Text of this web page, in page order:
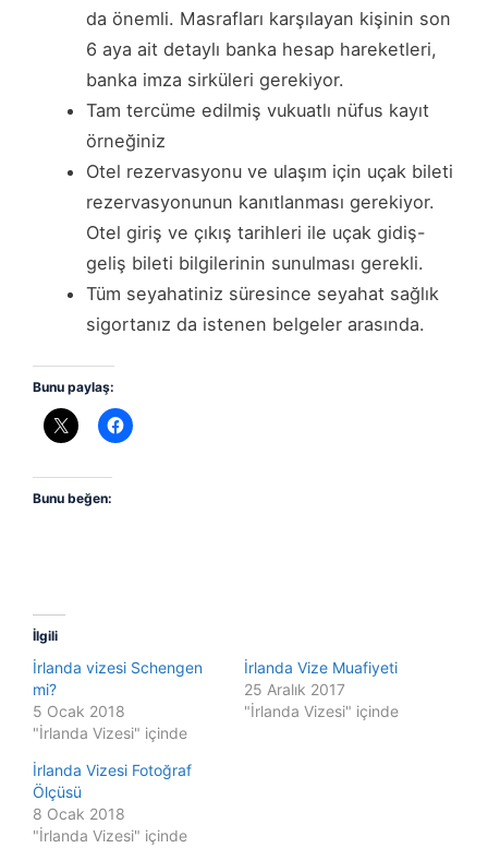
da önemli. Masrafları karşılayan kişinin son
6 aya ait detaylı banka hesap hareketleri,
banka imza sirküleri gerekiyor.
Tam tercüme edilmiş vukuatlı nüfus kayıt
örneğiniz
Otel rezervasyonu ve ulaşım için uçak bileti
rezervasyonunun kanıtlanması gerekiyor.
Otel giriş ve çıkış tarihleri ile uçak gidiş-
geliş bileti bilgilerinin sunulması gerekli.
Tüm seyahatiniz süresince seyahat sağlık
sigortanız da istenen belgeler arasında.
Bunu paylaş:
Bunu beğen:
İlgili
İrlanda vizesi Schengen
mi?
5 Ocak 2018
"İrlanda Vizesi" içinde
İrlanda Vize Muafiyeti
25 Aralık 2017
"İrlanda Vizesi" içinde
İrlanda Vizesi Fotoğraf
Ölçüsü
8 Ocak 2018
"İrlanda Vizesi" içinde